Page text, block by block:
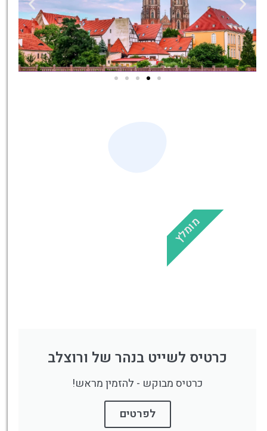
כרטיס לשייט בנהר של ורוצלב
כרטיס מבוקש - להזמין מראש!
לפרטים
מומלץ